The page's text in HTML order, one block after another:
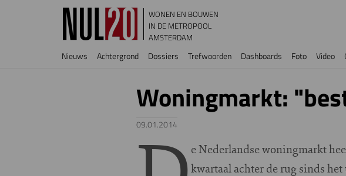
Overslaan en naar de inhoud gaan
WONEN EN BOUWEN
IN DE METROPOOL
AMSTERDAM
Hoofdnavigatie
Nieuws Achtergrond Dossiers Trefwoorden Dashboards Foto Video
Woningmarkt:
09.01.2014
e Nederlandse woningmarkt
kwartaal achter de rug sinds